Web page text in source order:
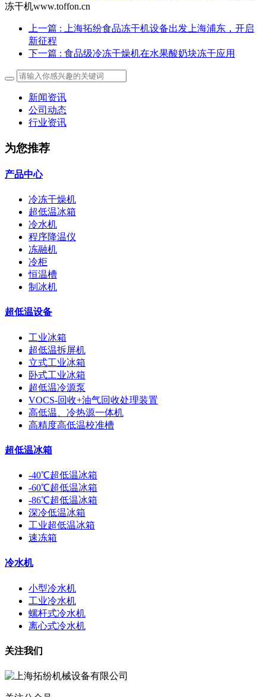
冻干机www.toffon.cn
上一篇 : 上海拓纷食品冻干机设备出发上海浦东，开启
新征程
下一篇 : 食品级冷冻干燥机在水果酸奶块冻干应用
新闻资讯
公司动态
行业资讯
为您推荐
产品中心
冷冻干燥机
超低温冰箱
冷水机
程序降温仪
冻融机
冷柜
恒温槽
制冰机
超低温设备
工业冰箱
超低温拆屏机
立式工业冰箱
卧式工业冰箱
超低温冷源泵
VOCS-回收+油气回收处理装置
高低温、冷热源一体机
高精度高低温校准槽
超低温冰箱
-40℃超低温冰箱
-60℃超低温冰箱
-86℃超低温冰箱
深冷低温冰箱
工业超低温冰箱
速冻箱
冷水机
小型冷水机
工业冷水机
螺杆式冷水机
离心式冷水机
关注我们